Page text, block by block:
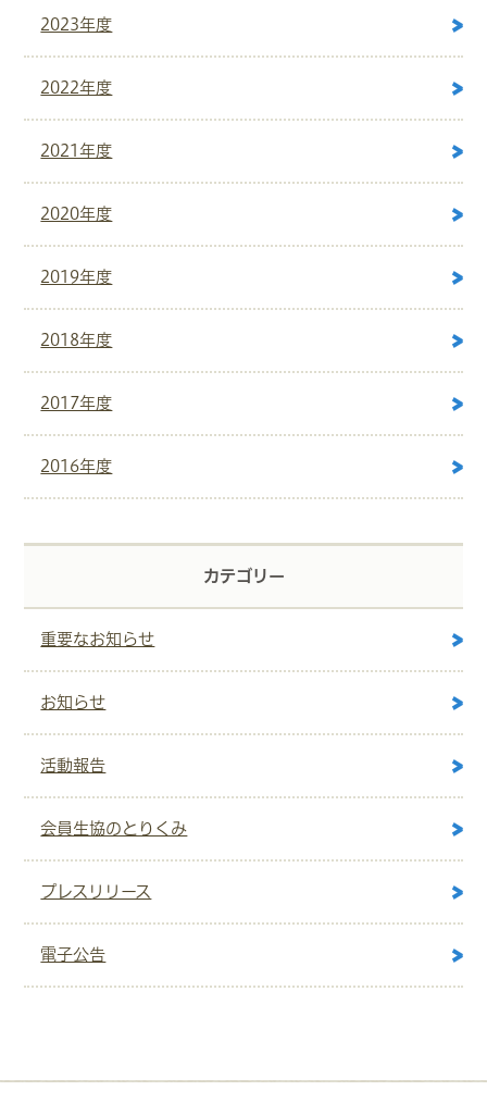
2023年度
2022年度
2021年度
2020年度
2019年度
2018年度
2017年度
2016年度
カテゴリー
重要なお知らせ
お知らせ
活動報告
会員生協のとりくみ
プレスリリース
電子公告